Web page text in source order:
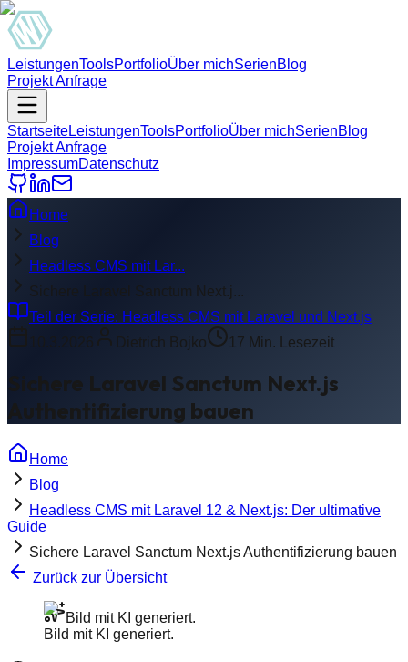
LeistungenToolsPortfolioÜber michSerienBlog
Projekt Anfrage
StartseiteLeistungenToolsPortfolioÜber michSerienBlog
Projekt Anfrage
ImpressumDatenschutz
Home
Blog
Headless CMS mit Lar...
Sichere Laravel Sanctum Next.j...
Teil der Serie: Headless CMS mit Laravel und Next.js
10.3.2026
Dietrich Bojko 17 Min. Lesezeit
Sichere Laravel Sanctum Next.js
Authentifizierung bauen
Home
Blog
Headless CMS mit Laravel 12 & Next.js: Der ultimative
Guide
Sichere Laravel Sanctum Next.js Authentifizierung bauen
Zurück zur Übersicht
Bild mit KI generiert.
Bild mit KI generiert.